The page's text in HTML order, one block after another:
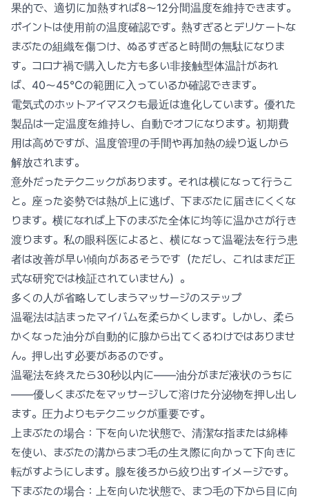
果的で、適切に加熱すれば8〜12分間温度を維持できます。
ポイントは使用前の温度確認です。熱すぎるとデリケートな
まぶたの組織を傷つけ、ぬるすぎると時間の無駄になりま
す。コロナ禍で購入した方も多い非接触型体温計があれ
ば、40〜45℃の範囲に入っているか確認できます。
電気式のホットアイマスクも最近は進化しています。優れた
製品は一定温度を維持し、自動でオフになります。初期費
用は高めですが、温度管理の手間や再加熱の繰り返しから
解放されます。
意外だったテクニックがあります。それは横になって行うこ
と。座った姿勢では熱が上に逃げ、下まぶたに届きにくくな
ります。横になれば上下のまぶた全体に均等に温かさが行き
渡ります。私の眼科医によると、横になって温罨法を行う患
者は改善が早い傾向があるそうです（ただし、これはまだ正
式な研究では検証されていません）。
多くの人が省略してしまうマッサージのステップ
温罨法は詰まったマイバムを柔らかくします。しかし、柔ら
かくなった油分が自動的に腺から出てくるわけではありませ
ん。押し出す必要があるのです。
温罨法を終えたら30秒以内に——油分がまだ液状のうちに
——優しくまぶたをマッサージして溶けた分泌物を押し出し
ます。圧力よりもテクニックが重要です。
上まぶたの場合：下を向いた状態で、清潔な指または綿棒
を使い、まぶたの溝からまつ毛の生え際に向かって下向きに
転がすようにします。腺を後ろから絞り出すイメージです。
下まぶたの場合：上を向いた状態で、まつ毛の下から目に向